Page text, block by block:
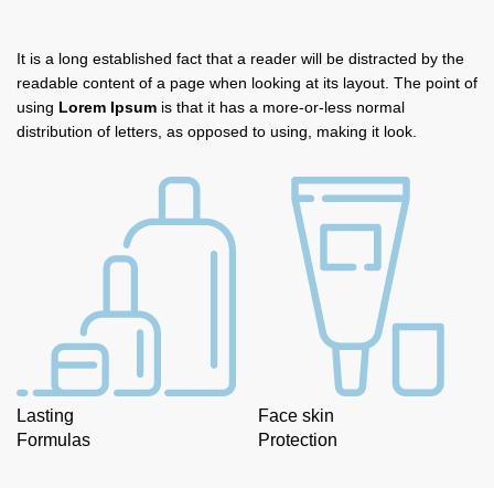
It is a long established fact that a reader will be distracted by the
readable content of a page when looking at its layout. The point of
using Lorem Ipsum is that it has a more-or-less normal
distribution of letters, as opposed to using, making it look.
Lasting
Formulas
Face skin
Protection